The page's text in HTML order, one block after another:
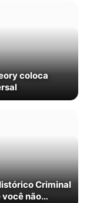
coloca
Criminal
não